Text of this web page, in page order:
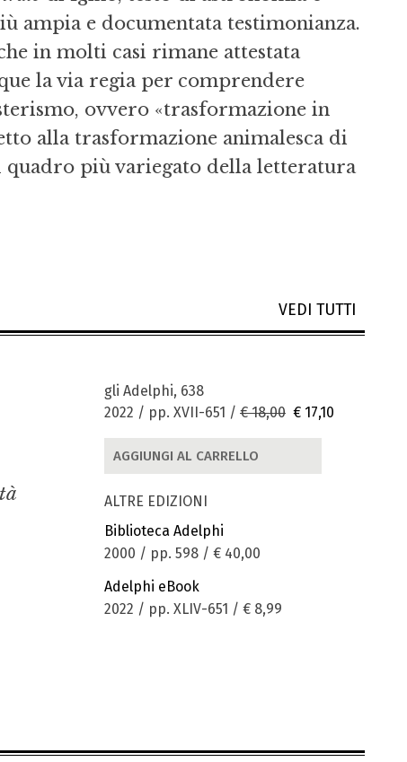
ampia e documentata testimonianza.
in molti casi rimane attestata
la via regia per comprendere
ovvero «trasformazione in
alla trasformazione animalesca di
più variegato della letteratura
VEDI TUTTI
gli Adelphi, 638
2022 / pp. XVII-651 / € 18,00 € 17,10
AGGIUNGI AL CARRELLO
ALTRE EDIZIONI
Biblioteca Adelphi
2000 / pp. 598 / € 40,00
Adelphi eBook
2022 / pp. XLIV-651 / € 8,99